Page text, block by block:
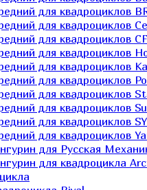
для квадроциклов
для квадроциклов
для квадроциклов
для квадроциклов
для квадроциклов
для квадроциклов
для квадроциклов
для квадроциклов
для квадроциклов
для квадроциклов
для Русская
для квадроцикла